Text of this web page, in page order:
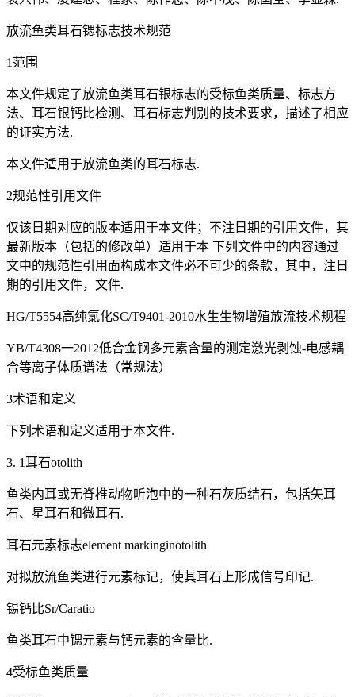
放流鱼类耳石锶标志技术规范
1范围
本文件规定了放流鱼类耳石银标志的受标鱼类质量、标志方
法、耳石银钙比检测、耳石标志判别的技术要求，描述了相应
的证实方法.
本文件适用于放流鱼类的耳石标志.
2规范性引用文件
仅该日期对应的版本适用于本文件；不注日期的引用文件，其
最新版本（包括的修改单）适用于本 下列文件中的内容通过
文中的规范性引用面构成本文件必不可少的条款，其中，注日
期的引用文件，文件.
HG/T5554高纯氯化SC/T9401-2010水生生物增殖放流技术规程
YB/T4308一2012低合金钢多元素含量的测定激光剥蚀-电感耦
合等离子体质谱法（常规法）
3术语和定义
下列术语和定义适用于本文件.
3. 1耳石otolith
鱼类内耳或无脊椎动物听泡中的一种石灰质结石，包括矢耳
石、星耳石和微耳石.
耳石元素标志element markinginotolith
对拟放流鱼类进行元素标记，使其耳石上形成信号印记.
锡钙比Sr/Caratio
鱼类耳石中锶元素与钙元素的含量比.
4受标鱼类质量